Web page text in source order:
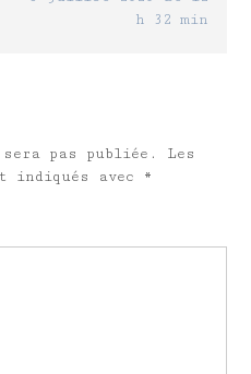
h 32 min
pas publiée.
Les
indiqués avec
*